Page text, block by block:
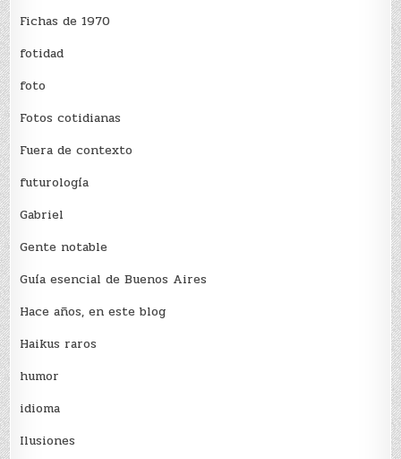
Fichas de 1970
fotidad
foto
Fotos cotidianas
Fuera de contexto
futurología
Gabriel
Gente notable
Guía esencial de Buenos Aires
Hace años, en este blog
Haikus raros
humor
idioma
Ilusiones